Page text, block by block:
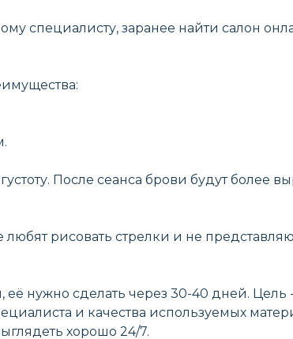
специалисту, заранее найти салон
После сеанса брови будут более
рисовать стрелки и не
нужно сделать через 30-40 дней. Цель
и качества используемых
хорошо 24/7.